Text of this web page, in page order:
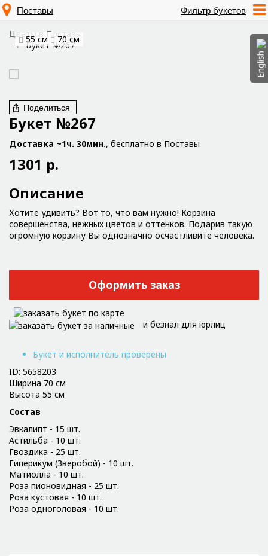
Фильтр букетов
Поставы
Цветы в Поставы
Букет №267
55 см 70 см
Поделиться
Букет №267
Доставка ~1ч. 30мин., бесплатно в Поставы
1301 р.
Описание
Хотите удивить? Вот то, что вам нужно! Корзина
совершенства, нежных цветов и оттенков. Подарив такую
огромную корзину Вы однозначно осчастливите человека.
Оформить заказ
и безнал для юрлиц
Букет и исполнитель проверены
ID: 5658203
Ширина 70 см
Высота 55 см
Состав
Эвкалипт - 15 шт.
Астильба - 10 шт.
Гвоздика - 25 шт.
Гиперикум (Зверобой) - 10 шт.
Матиолла - 10 шт.
Роза пионовидная - 25 шт.
Роза кустовая - 10 шт.
Роза одноголовая - 10 шт.
English